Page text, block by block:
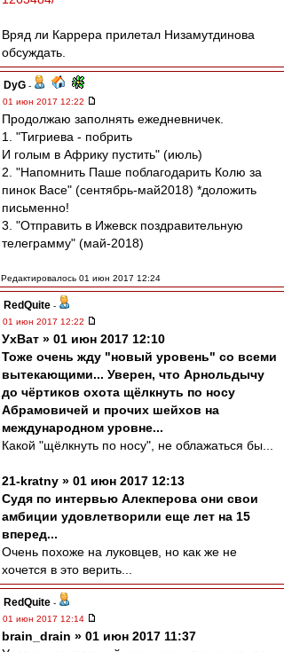
Вряд ли Каррера прилетал Низамутдинова
обсуждать.
DyG -
01 июн 2017 12:22
Продолжаю заполнять ежедневничек.
1. "Тигриева - побрить
И голым в Африку пустить" (июль)
2. "Напомнить Паше поблагодарить Колю за
пинок Васе" (сентябрь-май2018) *доложить
письменно!
3. "Отправить в Ижевск поздравительную
телеграмму" (май-2018)
Редактировалось 01 июн 2017 12:24
RedQuite -
01 июн 2017 12:22
УхВат » 01 июн 2017 12:10
Тоже очень жду "новый уровень" со всеми
вытекающими... Уверен, что Арнольдычу
до чёртиков охота щёлкнуть по носу
Абрамовичей и прочих шейхов на
международном уровне...
Какой "щёлкнуть по носу", не облажаться бы...
21-kratny » 01 июн 2017 12:13
Судя по интервью Алекперова они свои
амбиции удовлетворили еще лет на 15
вперед...
Очень похоже на луковцев, но как же не
хочется в это верить...
RedQuite -
01 июн 2017 12:14
brain_drain » 01 июн 2017 11:37